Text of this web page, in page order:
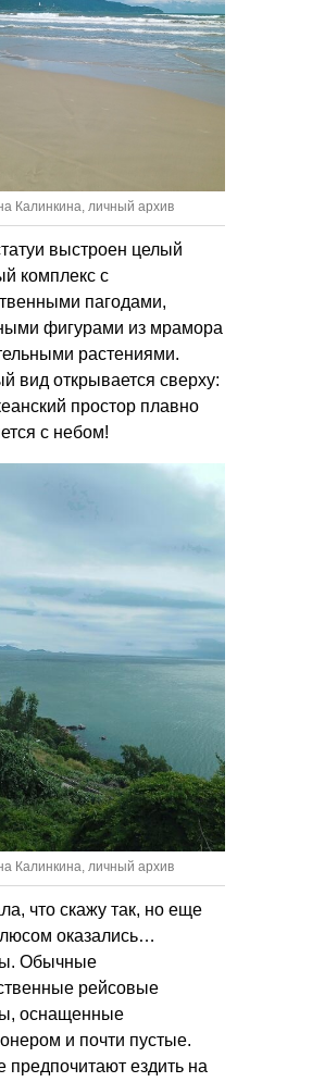
Калинкина, личный архив
выстроен целый
комплекс с
пагодами,
фигурами из мрамора
растениями.
вид открывается сверху:
простор плавно
с небом!
Калинкина, личный архив
что скажу так, но еще
оказались…
Обычные
рейсовые
оснащенные
и почти пустые.
предпочитают ездить на